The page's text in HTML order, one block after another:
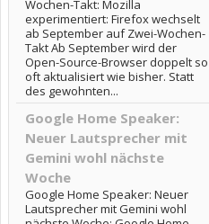
Wochen-Takt: Mozilla
experimentiert: Firefox wechselt
ab September auf Zwei-Wochen-
Takt Ab September wird der
Open-Source-Browser doppelt so
oft aktualisiert wie bisher. Statt
des gewohnten...
Google Home Speaker:
Neuer Lautsprecher mit
Gemini wohl nächste
Woche
Google Home Speaker: Neuer
Lautsprecher mit Gemini wohl